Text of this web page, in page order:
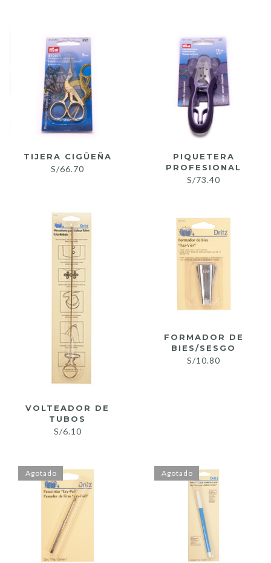
TIJERA CIGÜEÑA
S/66.70
PIQUETERA
PROFESIONAL
S/73.40
VOLTEADOR DE
TUBOS
S/6.10
FORMADOR DE
BIES/SESGO
S/10.80
Agotado Agotado